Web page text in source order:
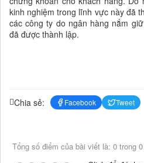
kinh nghiệm trong lĩnh vực này đã
các công ty do ngân hàng nắm
đã được thành lập.
Chia sẻ: Facebook Tweet
Tổng số điểm của bài viết là: 0 trong